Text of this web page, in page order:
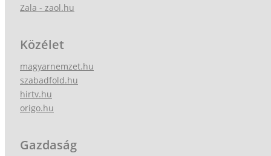
Zala - zaol.hu
Közélet
magyarnemzet.hu
szabadfold.hu
hirtv.hu
origo.hu
Gazdaság